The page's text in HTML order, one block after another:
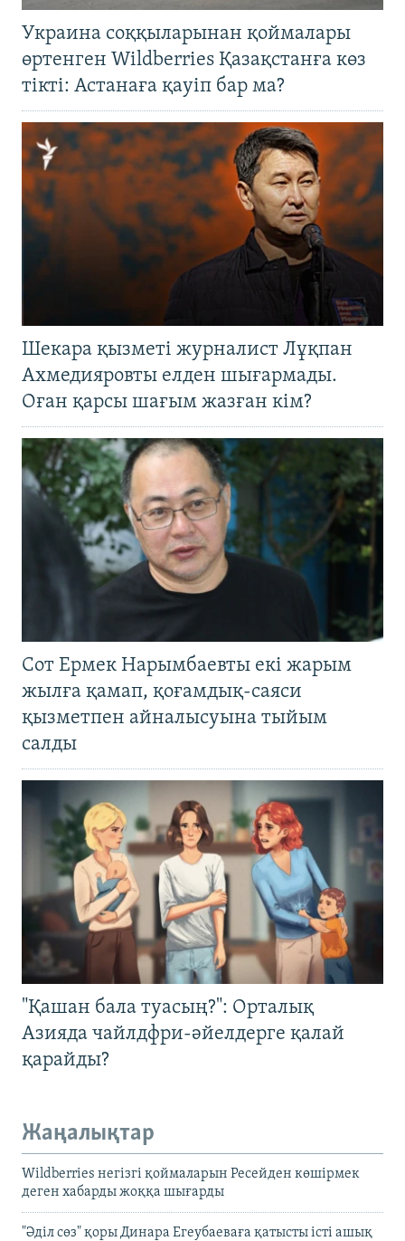
Украина соққыларынан қоймалары
өртенген Wildberries Қазақстанға көз
тікті: Астанаға қауіп бар ма?
Шекара қызметі журналист Лұқпан
Ахмедияровты елден шығармады.
Оған қарсы шағым жазған кім?
Сот Ермек Нарымбаевты екі жарым
жылға қамап, қоғамдық-саяси
қызметпен айналысуына тыйым
салды
"Қашан бала туасың?": Орталық
Азияда чайлдфри-әйелдерге қалай
қарайды?
Жаңалықтар
Wildberries негізгі қоймаларын Ресейден көшірмек
деген хабарды жоққа шығарды
"Әділ сөз" қоры Динара Егеубаеваға қатысты істі ашық